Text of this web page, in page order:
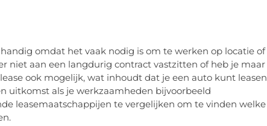
omdat het vaak nodig is om te werken op locatie of
niet aan een langdurig contract vastzitten of heb je maar
ook mogelijk, wat inhoudt dat je een auto kunt leasen
uitkomst als je werkzaamheden bijvoorbeeld
leasemaatschappijen te vergelijken om te vinden welke